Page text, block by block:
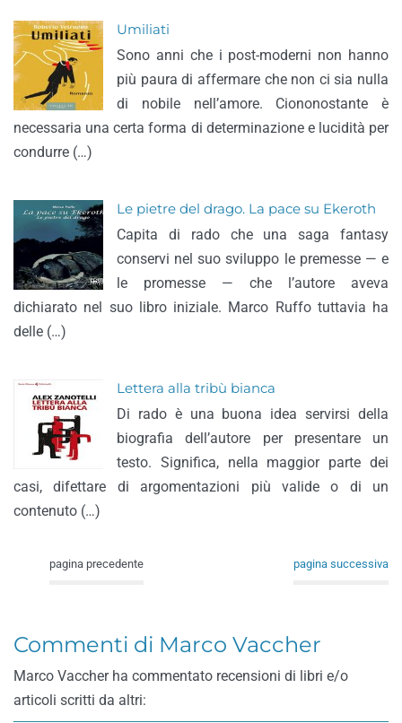
Umiliati
Sono anni che i post-moderni non hanno
più paura di affermare che non ci sia nulla
di nobile nell’amore. Ciononostante è
necessaria una certa forma di determinazione e lucidità per
condurre (…)
Le pietre del drago. La pace su Ekeroth
Capita di rado che una saga fantasy
conservi nel suo sviluppo le premesse — e
le promesse — che l’autore aveva
dichiarato nel suo libro iniziale. Marco Ruffo tuttavia ha
delle (…)
Lettera alla tribù bianca
Di rado è una buona idea servirsi della
biografia dell’autore per presentare un
testo. Significa, nella maggior parte dei
casi, difettare di argomentazioni più valide o di un
contenuto (…)
pagina precedente pagina successiva
Commenti di Marco Vaccher
Marco Vaccher ha commentato recensioni di libri e/o
articoli scritti da altri: